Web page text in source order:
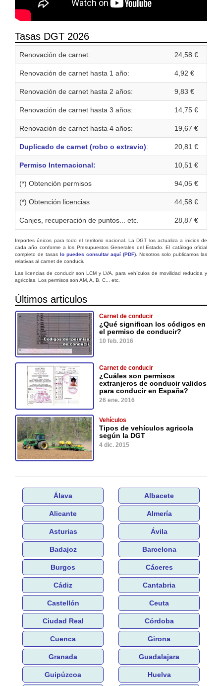
Tasas DGT 2026
Renovación de carnet: 24,58 €
Renovación de carnet hasta 1 año: 4,92 €
Renovación de carnet hasta 2 años: 9,83 €
Renovación de carnet hasta 3 años: 14,75 €
Renovación de carnet hasta 4 años: 19,67 €
Duplicado de carnet (robo o extravio): 20,81 €
Permiso Internacional: 10,51 €
(*) Obtención permisos 94,05 €
(*) Obtención licencias 44,58 €
Canjes, recuperación de puntos... etc. 28,87 €
Importes únicos para todo el territorio nacional. La DGT los actualiza a inicios de
cada año conforme a los Presupuestos Generales del Estado. El catálogo oficial
completo de tasas lo puedes consultar aquí (PDF) . Nosotros solo publicamos las
relativas al carnet de conducir.
Las licencias de conducir son LCM y LVA, para vehículos de movilidad reducida y
agricolas. Los permisos son AM, A, B, C... etc.
Últimos articulos
Carnet de conducir
¿Qué significan los códigos en
el permiso de conducir?
10 feb. 2016
Carnet de conducir
¿Cuáles son permisos
extranjeros de conducir validos
para conducir en España?
26 ene. 2016
Vehículos
Tipos de vehículos agricola
según la DGT
4 dic. 2015
Álava Albacete
Alicante Almería
Asturias Ávila
Badajoz Barcelona
Burgos Cáceres
Cádiz Cantabria
Castellón Ceuta
Ciudad Real Córdoba
Cuenca Girona
Granada Guadalajara
Guipúzcoa Huelva